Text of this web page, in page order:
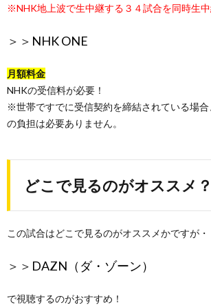
※NHK地上波で生中継する３４試合を同時生中
＞＞ NHK ONE
月額料金
NHKの受信料が必要！
※世帯ですでに受信契約を締結されている場
の負担は必要ありません。
どこで見るのがオススメ？
この試合はどこで見るのがオススメかですが・
＞＞ DAZN（ダ・ゾーン）
で視聴するのがおすすめ！